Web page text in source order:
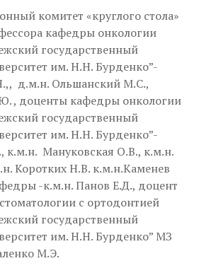
комитет «круглого стола»
кафедры онкологии
государственный
им. Н.Н. Бурденко”-
д.м.н. Ольшанский М.С.,
, доценты кафедры онкологии
государственный
им. Н.Н. Бурденко”-
к.м.н. Мануковская О.В., к.м.н.
Коротких Н.В. к.м.н.Каменев
-к.м.н. Панов Е.Д., доцент
с ортодонтией
государственный
им. Н.Н. Бурденко” МЗ
М.Э.